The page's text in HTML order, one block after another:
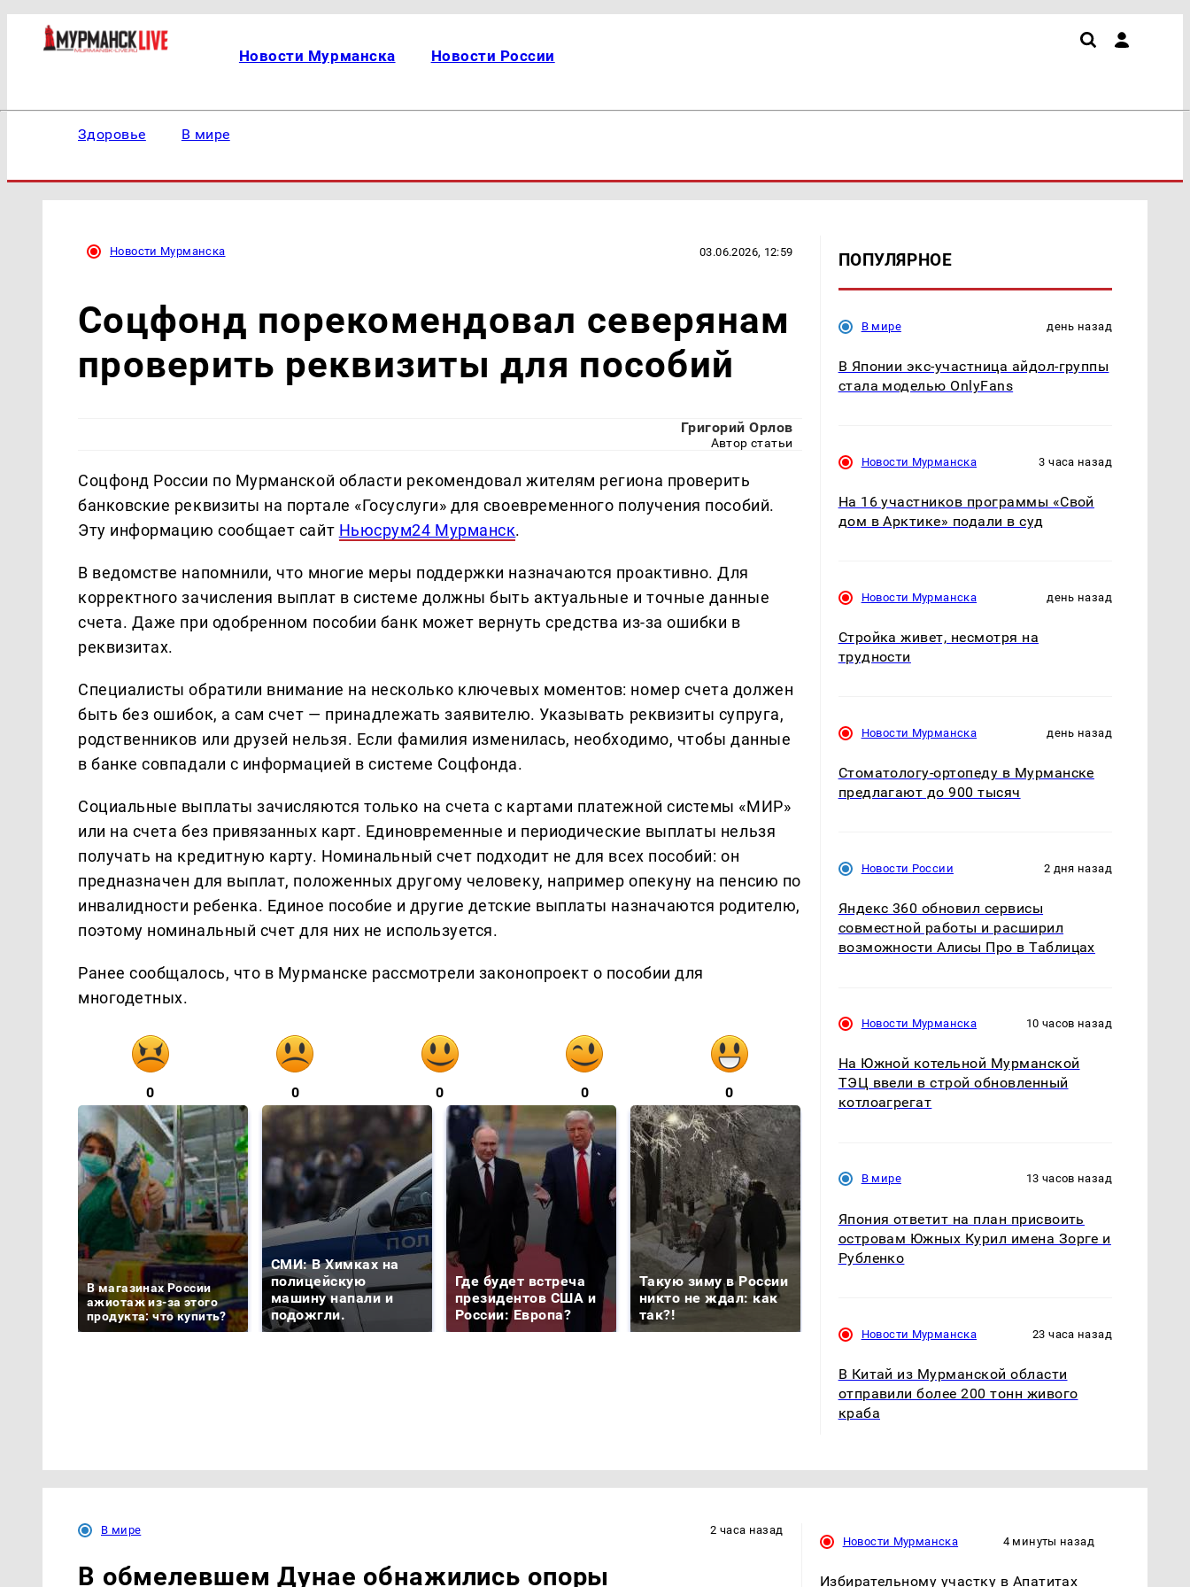
Новости Мурманска Новости России
Здоровье В мире
Новости Мурманска 03.06.2026, 12:59
Соцфонд порекомендовал северянам
проверить реквизиты для пособий
Григорий Орлов
Автор статьи
Соцфонд России по Мурманской области рекомендовал жителям региона проверить
банковские реквизиты на портале «Госуслуги» для своевременного получения пособий.
Эту информацию сообщает сайт Ньюсрум24 Мурманск.
В ведомстве напомнили, что многие меры поддержки назначаются проактивно. Для
корректного зачисления выплат в системе должны быть актуальные и точные данные
счета. Даже при одобренном пособии банк может вернуть средства из-за ошибки в
реквизитах.
Специалисты обратили внимание на несколько ключевых моментов: номер счета должен
быть без ошибок, а сам счет — принадлежать заявителю. Указывать реквизиты супруга,
родственников или друзей нельзя. Если фамилия изменилась, необходимо, чтобы данные
в банке совпадали с информацией в системе Соцфонда.
Социальные выплаты зачисляются только на счета с картами платежной системы «МИР»
или на счета без привязанных карт. Единовременные и периодические выплаты нельзя
получать на кредитную карту. Номинальный счет подходит не для всех пособий: он
предназначен для выплат, положенных другому человеку, например опекуну на пенсию по
инвалидности ребенка. Единое пособие и другие детские выплаты назначаются родителю,
поэтому номинальный счет для них не используется.
Ранее сообщалось, что в Мурманске рассмотрели законопроект о пособии для
многодетных.
0 0 0 0 0
В магазинах России
ажиотаж из-за этого
продукта: что купить?
СМИ: В Химках на
полицейскую
машину напали и
подожгли.
Где будет встреча
президентов США и
России: Европа?
Такую зиму в России
никто не ждал: как
так?!
ПОПУЛЯРНОЕ
В мире день назад
В Японии экс-участница айдол-группы
стала моделью OnlyFans
Новости Мурманска 3 часа назад
На 16 участников программы «Свой
дом в Арктике» подали в суд
Новости Мурманска день назад
Стройка живет, несмотря на
трудности
Новости Мурманска день назад
Стоматологу-ортопеду в Мурманске
предлагают до 900 тысяч
Новости России 2 дня назад
Яндекс 360 обновил сервисы
совместной работы и расширил
возможности Алисы Про в Таблицах
Новости Мурманска 10 часов назад
На Южной котельной Мурманской
ТЭЦ ввели в строй обновленный
котлоагрегат
В мире 13 часов назад
Япония ответит на план присвоить
островам Южных Курил имена Зорге и
Рубленко
Новости Мурманска 23 часа назад
В Китай из Мурманской области
отправили более 200 тонн живого
краба
В мире 2 часа назад
В обмелевшем Дунае обнажились опоры
Новости Мурманска 4 минуты назад
Избирательному участку в Апатитах